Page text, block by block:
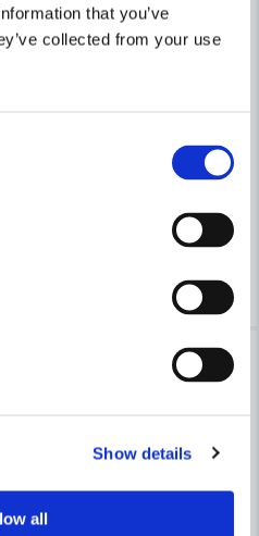
that you’ve
collected from your use
Show details
all
fråga
Leveranstid ifrån leverantör ca